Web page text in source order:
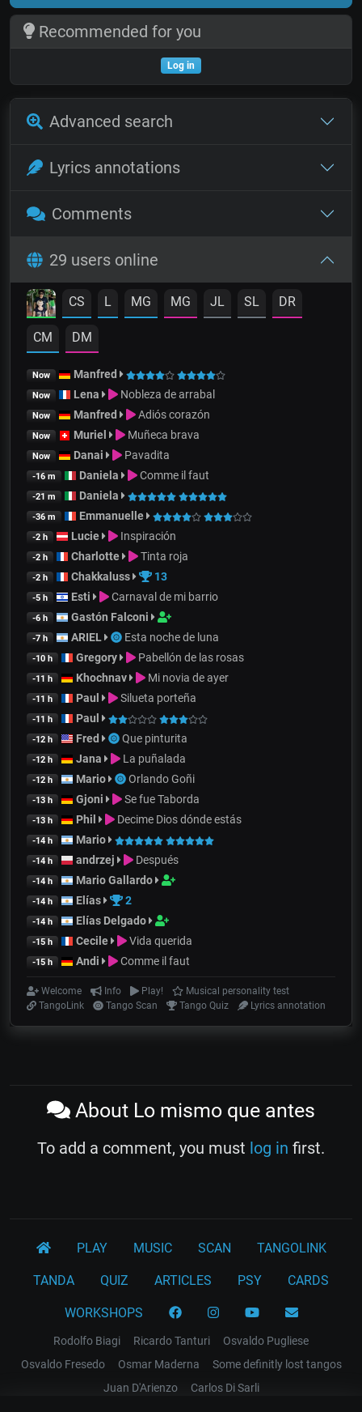
Recommended for you
Log in
Advanced search
Lyrics annotations
Comments
29 users online
CS L MG MG JL SL DR
CM DM
Now Manfred
Now Lena Nobleza de arrabal
Now Manfred Adiós corazón
Now Muriel Muñeca brava
Now Danai Pavadita
-16 m Daniela Comme il faut
-21 m Daniela
-36 m Emmanuelle
-2 h Lucie Inspiración
-2 h Charlotte Tinta roja
-2 h Chakkaluss 13
-5 h Esti Carnaval de mi barrio
-6 h Gastón Falconi
-7 h ARIEL Esta noche de luna
-10 h Gregory Pabellón de las rosas
-11 h Khochnav Mi novia de ayer
-11 h Paul Silueta porteña
-11 h Paul
-12 h Fred Que pinturita
-12 h Jana La puñalada
-12 h Mario Orlando Goñi
-13 h Gjoni Se fue Taborda
-13 h Phil Decime Dios dónde estás
-14 h Mario
-14 h andrzej Después
-14 h Mario Gallardo
-14 h Elías 2
-14 h Elías Delgado
-15 h Cecile Vida querida
-15 h Andi Comme il faut
Welcome Info Play!
Musical personality test
TangoLink
Tango Scan Tango Quiz Lyrics annotation
About Lo mismo que antes
To add a comment, you must log in first.
PLAY MUSIC SCAN TANGOLINK
TANDA QUIZ ARTICLES PSY CARDS
WORKSHOPS
Rodolfo Biagi Ricardo Tanturi
Osvaldo Pugliese
Osvaldo Fresedo
Osmar Maderna
Some definitly lost tangos
Juan D'Arienzo
Carlos Di Sarli